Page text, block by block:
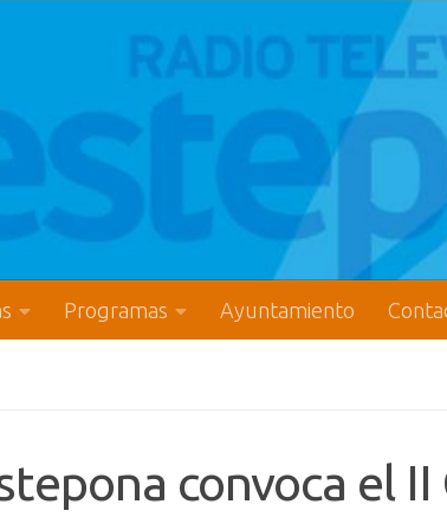
Programas Ayuntamiento
convoca el II